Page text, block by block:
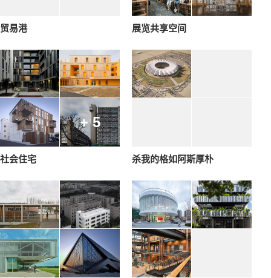
贸易港 展览共享空间
+ 5
社会住宅 杀我的格如阿斯厚朴